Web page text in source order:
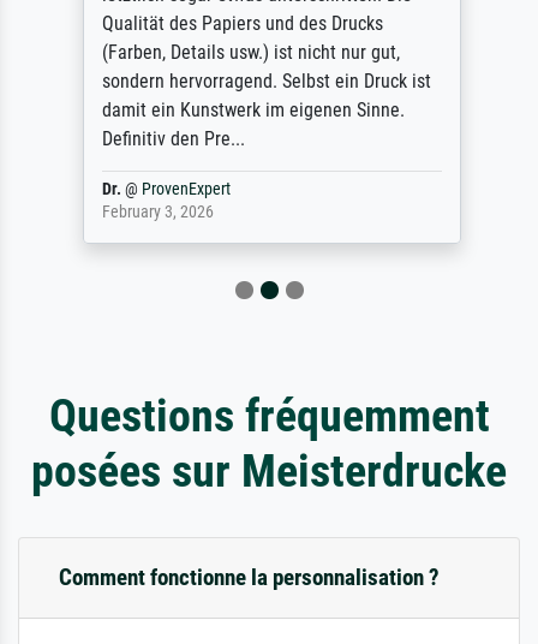
Qualität des Papiers und des Drucks
(Farben, Details usw.) ist nicht nur gut,
sondern hervorragend. Selbst ein Druck ist
damit ein Kunstwerk im eigenen Sinne.
Definitiv den Pre...
Dr.@ ProvenExpert
February 3, 2026
Questions fréquemment
posées sur Meisterdrucke
Comment fonctionne la personnalisation ?